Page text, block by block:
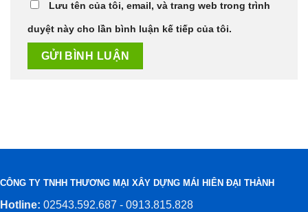
Lưu tên của tôi, email, và trang web trong trình
duyệt này cho lần bình luận kế tiếp của tôi.
CÔNG TY TNHH THƯƠNG MẠI XÂY DỰNG MÁI HIÊN ĐẠI THÀNH
Hotline: 02543.592.687 - 0913.815.828